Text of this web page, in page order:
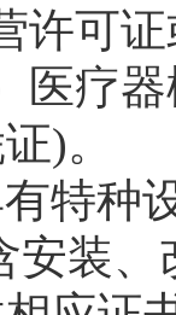
许可
医疗
)。
特种
安装